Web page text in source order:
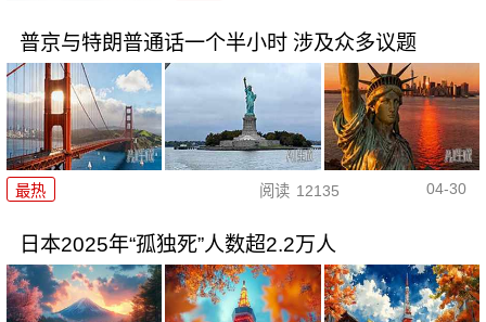
普京与特朗普通话一个半小时 涉及众多议题
最热 阅读 12135 04-30
日本2025年“孤独死”人数超2.2万人